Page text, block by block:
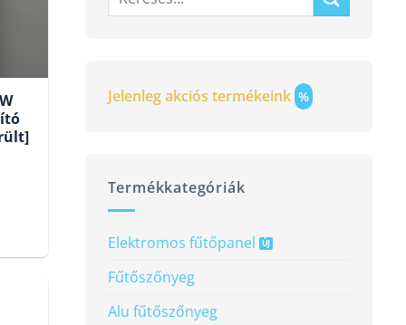
a
Jelenleg akciós termékeink %
Termékkategóriák
Elektromos fűtőpanel
Fűtőszőnyeg
Alu fűtőszőnyeg